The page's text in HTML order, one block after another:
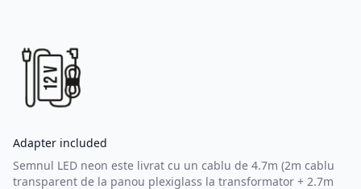
Adapter included
Semnul LED neon este livrat cu un cablu de 4.7m (2m cablu
transparent de la panou plexiglass la transformator + 2.7m